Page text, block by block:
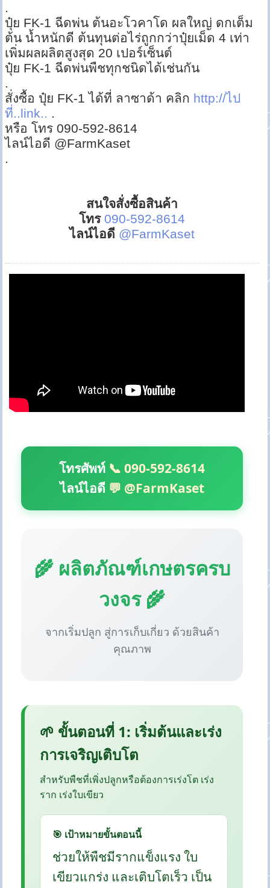
.
ปุ๋ย FK-1 ฉีดพ่น ต้นอะโวคาโด ผลใหญ่ ดกเต็ม
ต้น น้ำหนักดี ต้นทุนต่อไร่ถูกกว่าปุ๋ยเม็ด 4 เท่า
เพิ่มผลผลิตสูงสุด 20 เปอร์เซ็นต์
ปุ๋ย FK-1 ฉีดพ่นพืชทุกชนิดได้เช่นกัน
.
สั่งซื้อ ปุ๋ย FK-1 ได้ที่ ลาซาด้า คลิก http://ไป
ที่..link.. .
หรือ โทร 090-592-8614
ไลน์ไอดี @FarmKaset
.
สนใจสั่งซื้อสินค้า
โทร 090-592-8614
ไลน์ไอดี @FarmKaset
โทรศัพท์ 📞 090-592-8614
ไลน์ไอดี 💬 @FarmKaset
🌾 ผลิตภัณฑ์เกษตรครบ
วงจร 🌾
จากเริ่มปลูก สู่การเก็บเกี่ยว ด้วยสินค้า
คุณภาพ
🌱 ขั้นตอนที่ 1: เริ่มต้นและเร่ง
การเจริญเติบโต
สำหรับพืชที่เพิ่งปลูกหรือต้องการเร่งโต เร่ง
ราก เร่งใบเขียว
🎯 เป้าหมายขั้นตอนนี้
ช่วยให้พืชมีรากแข็งแรง ใบ
เขียวแกร่ง และเติบโตเร็ว เป็น